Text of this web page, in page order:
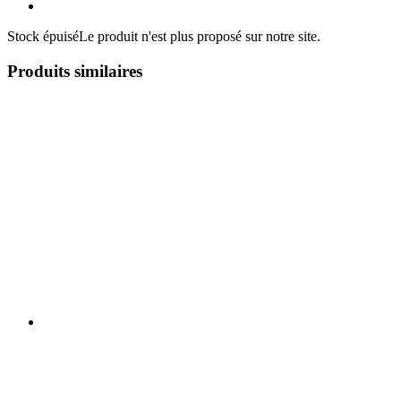
Stock épuiséLe produit n'est plus proposé sur notre site.
Produits similaires